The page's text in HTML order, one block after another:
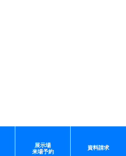
展示場
来場予約
資料請求